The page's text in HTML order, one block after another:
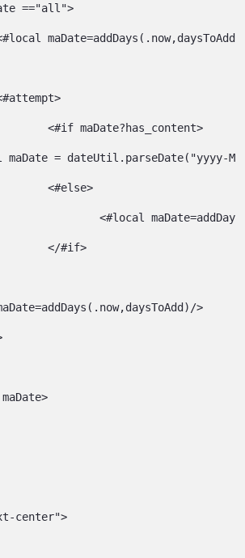
=="all">
<#local
<#attempt>
			<#if maDate?has_content>
maDate = dateUtil.parseDate("yyyy-
			<#else>
<#local
			</#if>
>
maDate>
center">